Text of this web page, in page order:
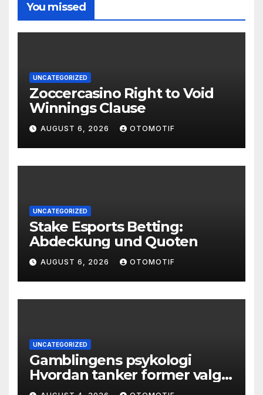
You missed
UNCATEGORIZED
Zoccercasino Right to Void
Winnings Clause
AUGUST 6, 2026 OTOMOTIF
UNCATEGORIZED
Stake Esports Betting:
Abdeckung und Quoten
AUGUST 6, 2026 OTOMOTIF
UNCATEGORIZED
Gamblingens psykologi
Hvordan tanker former valg
og atferd